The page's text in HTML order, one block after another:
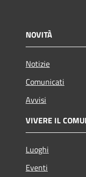
NOVITÀ
Notizie
Comunicati
Avvisi
VIVERE IL
Luoghi
Eventi